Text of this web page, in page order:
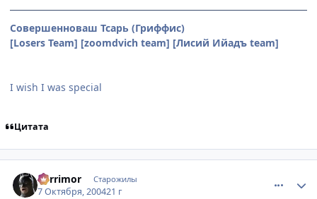
Совершенноваш Тсарь (Гриффис)
[Losers Team] [zoomdvich team] [Лисий Ийадъ team]
I wish I was special
Цитата
Berrimor Старожилы
7 Октября, 200421 г